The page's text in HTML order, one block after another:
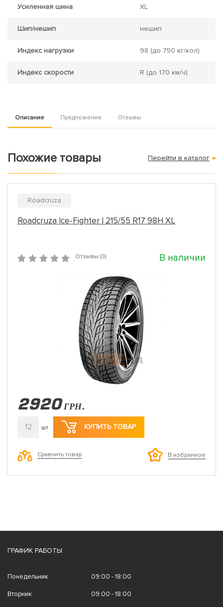
Усиленная шина XL
Шип/нешип нешип
Индекс нагрузки 98 (до 750 кг/кол)
Индекс скорости R (до 170 км/ч)
Описание Предложение Отзывы
Похожие товары Перейти в каталог →
Roadcruza
Roadcruza Ice-Fighter I 215/55 R17 98H XL
Отзывы (0) В наличии
2920 ГРН.
12 шт КУПИТЬ ТОВАР
Сравнить товар В избранное
ГРАФИК РАБОТЫ
Понедельник 09:00 - 18:00
Вторник 09:00 - 18:00